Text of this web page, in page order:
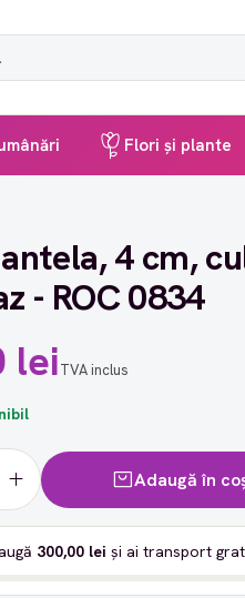
Flori și plante
4 cm,
- ROC 0834
leiTVA inclus
Adaugă în
300,00 lei și ai transport